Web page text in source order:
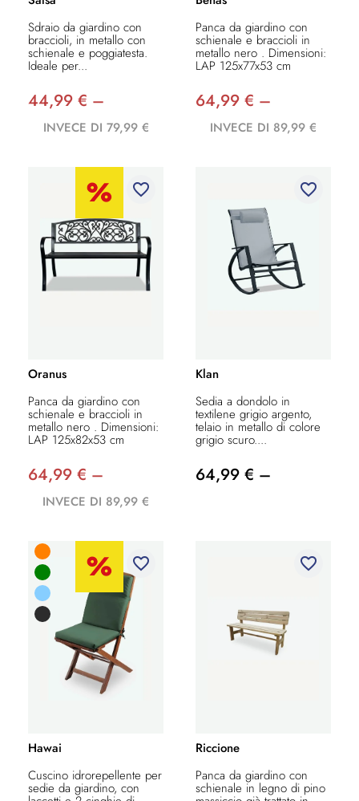
Sdraio da giardino con
braccioli, in metallo con
schienale e poggiatesta.
Ideale per...
44,99 € –
INVECE DI 79,99 €
Panca da giardino con
schienale e braccioli in
metallo nero . Dimensioni:
LAP 125x77x53 cm
64,99 € –
INVECE DI 89,99 €
favorite_border
Oranus
Panca da giardino con
schienale e braccioli in
metallo nero . Dimensioni:
LAP 125x82x53 cm
64,99 € –
INVECE DI 89,99 €
favorite_border
Klan
Sedia a dondolo in
textilene grigio argento,
telaio in metallo di colore
grigio scuro....
64,99 € –
favorite_border
Hawai
Cuscino idrorepellente per
sedie da giardino, con
favorite_border
Riccione
Panca da giardino con
schienale in legno di pino